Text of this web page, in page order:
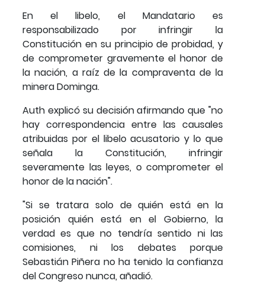
En el libelo, el Mandatario es
responsabilizado por infringir la
Constitución en su principio de probidad, y
de comprometer gravemente el honor de
la nación, a raíz de la compraventa de la
minera Dominga.
Auth explicó su decisión afirmando que "no
hay correspondencia entre las causales
atribuidas por el libelo acusatorio y lo que
señala la Constitución, infringir
severamente las leyes, o comprometer el
honor de la nación".
"Si se tratara solo de quién está en la
posición quién está en el Gobierno, la
verdad es que no tendría sentido ni las
comisiones, ni los debates porque
Sebastián Piñera no ha tenido la confianza
del Congreso nunca, añadió.